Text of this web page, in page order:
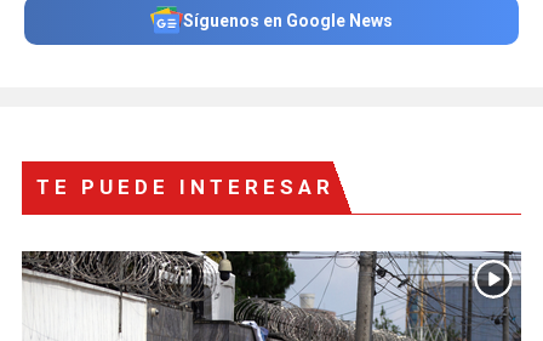
Síguenos en Google News
TE PUEDE INTERESAR